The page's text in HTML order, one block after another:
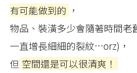
有可能做到的 ，
物品、裝潢多少會隨著時間老
一直增長細細的裂紋…orz)，
但 空間還是可以很清爽！